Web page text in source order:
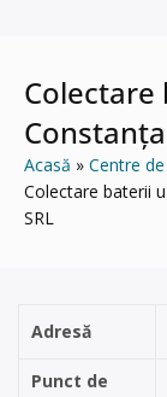
Constanța
Acasă
Centre
Colectare baterii
SRL
Adresă
Punct de